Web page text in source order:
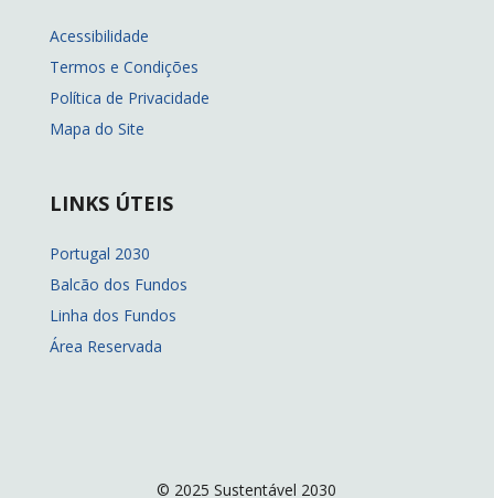
Acessibilidade
Termos e Condições
Política de Privacidade
Mapa do Site
LINKS ÚTEIS
Portugal 2030
Balcão dos Fundos
Linha dos Fundos
Área Reservada
© 2025 Sustentável 2030